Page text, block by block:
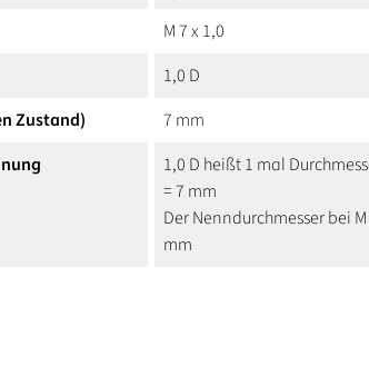
M 7 x 1,0
1,0 D
Zustand)
7 mm
1,0 D heißt 1 mal
= 7 mm
Der Nenndurchmesser bei
mm